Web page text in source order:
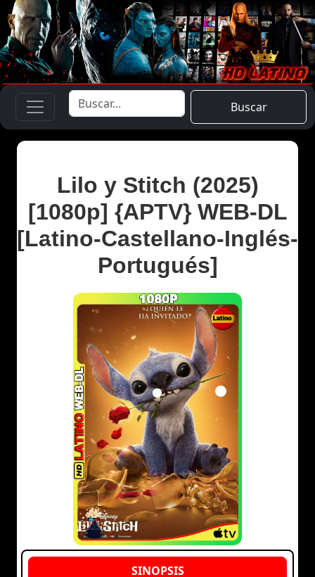
Buscar
Lilo y Stitch (2025)
[1080p] {APTV} WEB-DL
[Latino-Castellano-Inglés-
Portugués]